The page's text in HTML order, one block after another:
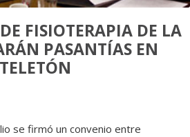
FISIOTERAPIA DE LA
PASANTÍAS EN
TELETÓN
se firmó un convenio entre